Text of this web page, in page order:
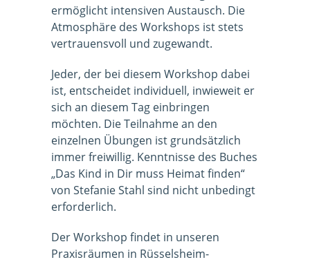
ermöglicht intensiven Austausch. Die
Atmosphäre des Workshops ist stets
vertrauensvoll und zugewandt.
Jeder, der bei diesem Workshop dabei
ist, entscheidet individuell, inwieweit er
sich an diesem Tag einbringen
möchten. Die Teilnahme an den
einzelnen Übungen ist grundsätzlich
immer freiwillig. Kenntnisse des Buches
„Das Kind in Dir muss Heimat finden“
von Stefanie Stahl sind nicht unbedingt
erforderlich.
Der Workshop findet in unseren
Praxisräumen in Rüsselsheim-